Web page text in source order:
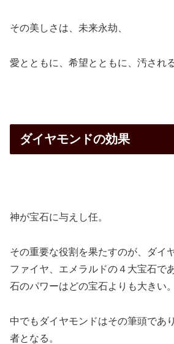
その美しさは、未来永劫、
愛とともに、希望とともに、汚され
ダイヤモンドの効果
神が宝石に与えし任。
その重要な役割を果たすのが、ダイ
ファイヤ、エメラルドの４大宝石で
石のパワーはどの宝石よりも大きい。
中でもダイヤモンドはその筆頭であ
者となる。